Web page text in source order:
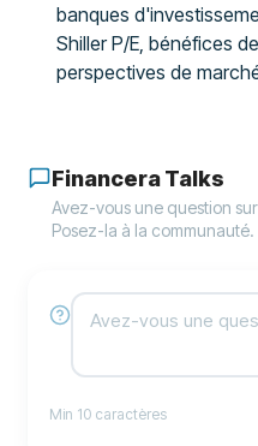
banques
Shiller P/E, bénéfices
perspectives de
Financera Talks
Avez-vous une question
Posez-la à la communauté.
Min 10 caractères